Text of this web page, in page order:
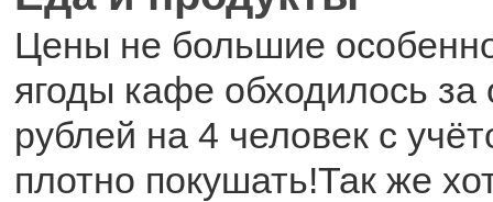
Цены не большие
ягоды кафе обходилось за
рублей на 4 человек с
плотно покушать!Так же